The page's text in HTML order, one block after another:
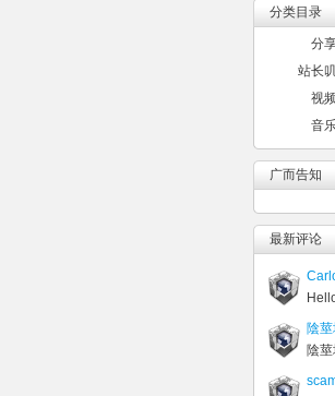
分类目录
分
站长
视
音
广而告知
最新评论
陰
陰